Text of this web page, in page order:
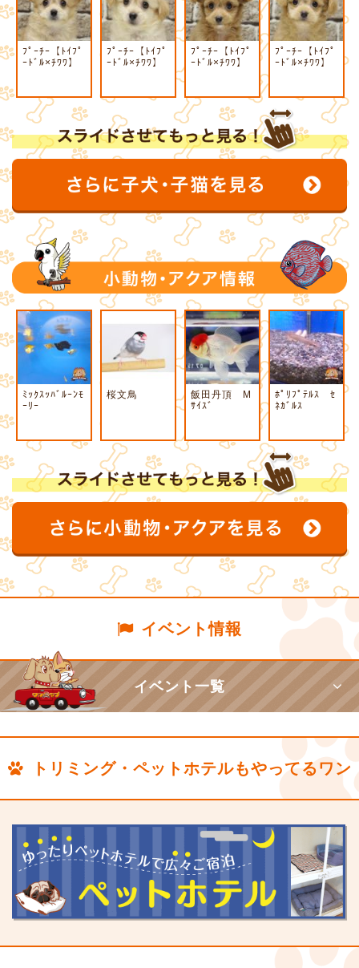
ﾌﾟｰﾁｰ【ﾄｲﾌﾟ
ｰﾄﾞﾙ×ﾁﾜﾜ】
ﾌﾟｰﾁｰ【ﾄｲﾌﾟ
ｰﾄﾞﾙ×ﾁﾜﾜ】
ﾌﾟｰﾁｰ【ﾄｲﾌﾟ
ｰﾄﾞﾙ×ﾁﾜﾜ】
ﾌﾟｰﾁｰ【ﾄｲﾌﾟ
ｰﾄﾞﾙ×ﾁﾜﾜ】
ﾐｯｸｽｯﾊﾞﾙｰﾝﾓ
ｰﾘｰ
桜文鳥
飯田丹頂 M
ｻｲｽﾞ
ﾎﾟﾘﾌﾟﾃﾙｽ ｾ
ﾈｶﾞﾙｽ
イベント情報
イベント一覧
トリミング・ペットホテルもやってるワン